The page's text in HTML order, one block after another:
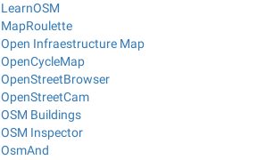
LearnOSM
MapRoulette
Open Infraestructure Map
OpenCycleMap
OpenStreetBrowser
OpenStreetCam
OSM Buildings
OSM Inspector
OsmAnd